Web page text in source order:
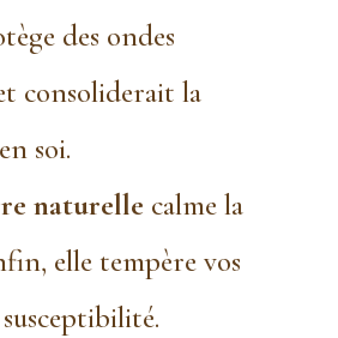
des ondes
consoliderait la
soi.
naturelle calme la
elle tempère vos